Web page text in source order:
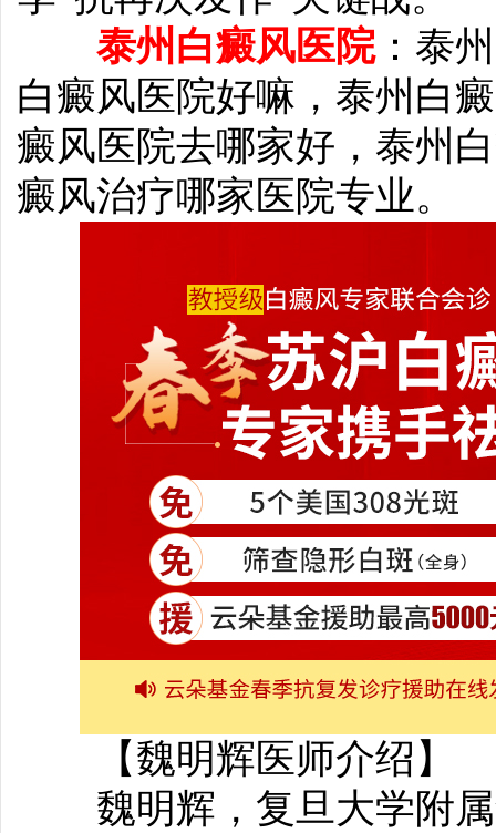
泰州白癜风医院：泰
白癜风医院好嘛，泰州白
癜风医院去哪家好，泰州
癜风治疗哪家医院专业。
【魏明辉医师介绍】
魏明辉，复旦大学附属